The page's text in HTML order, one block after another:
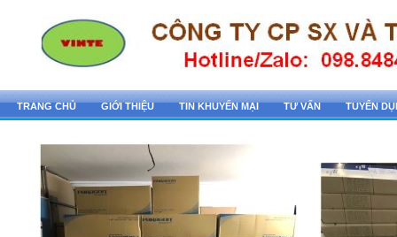
TRANG CHỦ GIỚI THIỆU TIN KHUYẾN MẠI TƯ VẤN TUYỂN